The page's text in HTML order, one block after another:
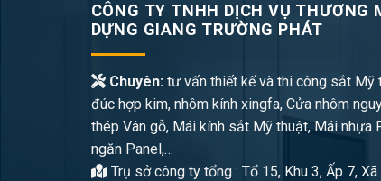
CÔNG TY TNHH DỊCH VỤ THƯƠNG
DỰNG GIANG TRƯỜNG PHÁT
Chuyên:tư vấn thiết kế và thi công sắt Mỹ
đúc hợp kim, nhôm kính xingfa, Cửa nhôm
thép Vân gỗ, Mái kính sắt Mỹ thuật, Mái nhựa
ngăn Panel,…
Trụ sở công ty tổng : Tổ 15, Khu 3, Ấp 7,